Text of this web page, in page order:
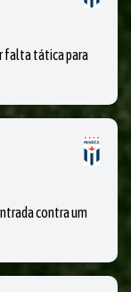
falta tática para
contra um